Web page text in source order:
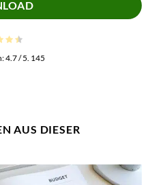
4.7/ 5. 145
AUS DIESER